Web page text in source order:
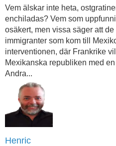
Vem älskar inte heta,
enchiladas? Vem som
osäkert, men vissa säger att
immigranter som kom till
interventionen, där Frankrike
Mexikanska republiken med
Andra...
Henric